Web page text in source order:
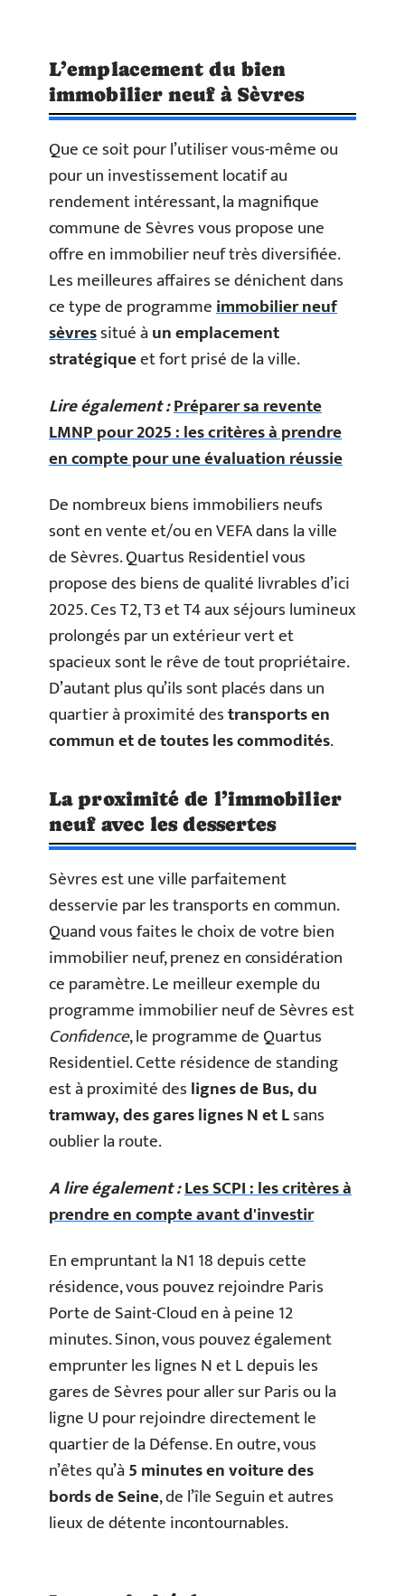
L’emplacement du bien
immobilier neuf à Sèvres
Que ce soit pour l’utiliser vous-même ou
pour un investissement locatif au
rendement intéressant, la magnifique
commune de Sèvres vous propose une
offre en immobilier neuf très diversifiée.
Les meilleures affaires se dénichent dans
ce type de programmeimmobilier neuf
sèvressitué àun emplacement
stratégiqueet fort prisé de la ville.
Lire également :Préparer sa revente
LMNP pour 2025 : les critères à prendre
en compte pour une évaluation réussie
De nombreux biens immobiliers neufs
sont en vente et/ou en VEFA dans la ville
de Sèvres. Quartus Residentiel vous
propose des biens de qualité livrables d’ici
2025. Ces T2, T3 et T4 aux séjours lumineux
prolongés par un extérieur vert et
spacieux sont le rêve de tout propriétaire.
D’autant plus qu’ils sont placés dans un
quartier à proximité destransports en
commun et de toutes les commodités.
La proximité de l’immobilier
neuf avec les dessertes
Sèvres est une ville parfaitement
desservie par les transports en commun.
Quand vous faites le choix de votre bien
immobilier neuf, prenez en considération
ce paramètre. Le meilleur exemple du
programme immobilier neuf de Sèvres est
Confidence, le programme de Quartus
Residentiel. Cette résidence de standing
est à proximité deslignes de Bus, du
tramway, des gares lignes N et Lsans
oublier la route.
A lire également :Les SCPI : les critères à
prendre en compte avant d'investir
En empruntant la N1 18 depuis cette
résidence, vous pouvez rejoindre Paris
Porte de Saint-Cloud en à peine 12
minutes. Sinon, vous pouvez également
emprunter les lignes N et L depuis les
gares de Sèvres pour aller sur Paris ou la
ligne U pour rejoindre directement le
quartier de la Défense. En outre, vous
n’êtes qu’à5 minutes en voiture des
bords de Seine, de l’île Seguin et autres
lieux de détente incontournables.